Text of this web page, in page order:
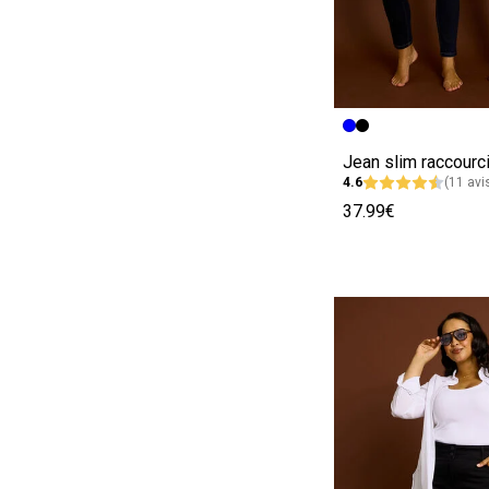
Image précédente
Image suivante
4.6 (11
37.99€